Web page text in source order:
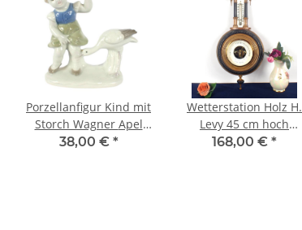
Porzellanfigur Kind mit
Storch Wagner Apel
sehr guter Zustand 11
38,00 € *
Wetterstation Holz H.
Levy 45 cm hoch
Historismus sehr guter
168,00 € *